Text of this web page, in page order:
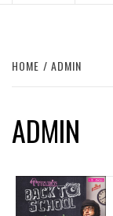
HOME ADMIN
ADMIN